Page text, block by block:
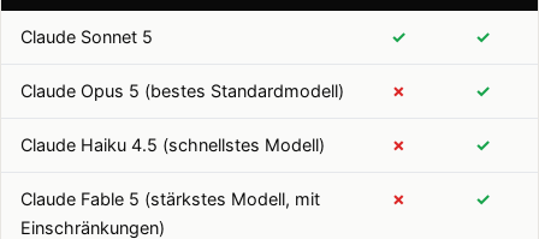
Claude Sonnet 5 ✓ ✓
Claude Opus 5 (bestes Standardmodell) ✗ ✓
Claude Haiku 4.5 (schnellstes Modell) ✗ ✓
Claude Fable 5 (stärkstes Modell, mit
Einschränkungen)
✗ ✓